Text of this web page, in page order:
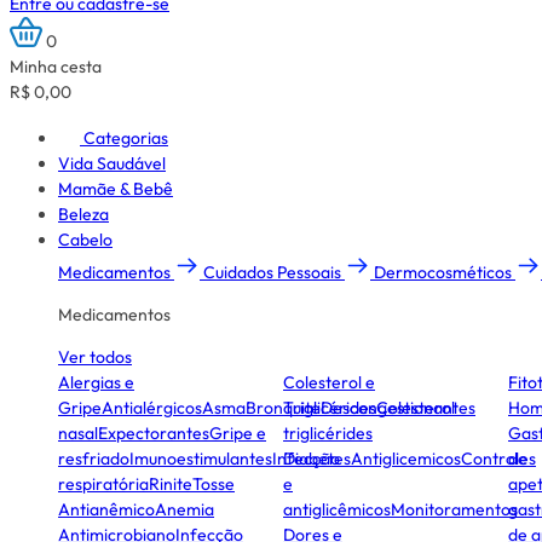
0
Minha cesta
R$ 0,00
Categorias
Vida Saudável
Mamãe & Bebê
Beleza
Cabelo
Medicamentos
Cuidados Pessoais Dermocosméticos
Medicamentos
Ver todos
Alergias e
GripeAntialérgicosAsmaBronquiteDescongestionantes
nasalExpectorantesGripe e
resfriadoImunoestimulantesInfecção
respiratóriaRiniteTosse
AntianêmicoAnemia
AntimicrobianoInfecção
Colesterol e
TriglicéridesColesterol
triglicérides
DiabetesAntiglicemicosControles
e
antiglicêmicosMonitoramentos
Dores e
de
de